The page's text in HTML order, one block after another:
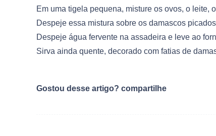
Em uma tigela pequena, misture os ovos, o
Despeje essa mistura sobre os damascos
Despeje água fervente na assadeira e leve ao
Sirva ainda quente, decorado com fatias de
Gostou desse artigo? compartilhe